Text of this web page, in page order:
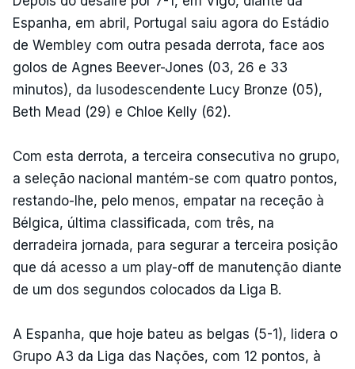
Espanha, em abril, Portugal saiu agora do Estádio
de Wembley com outra pesada derrota, face aos
golos de Agnes Beever-Jones (03, 26 e 33
minutos), da lusodescendente Lucy Bronze (05),
Beth Mead (29) e Chloe Kelly (62).
Com esta derrota, a terceira consecutiva no grupo,
a seleção nacional mantém-se com quatro pontos,
restando-lhe, pelo menos, empatar na receção à
Bélgica, última classificada, com três, na
derradeira jornada, para segurar a terceira posição
que dá acesso a um play-off de manutenção diante
de um dos segundos colocados da Liga B.
A Espanha, que hoje bateu as belgas (5-1), lidera o
Grupo A3 da Liga das Nações, com 12 pontos, à